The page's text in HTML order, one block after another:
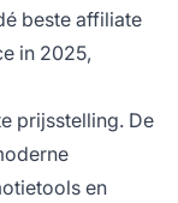
beste affiliate
in 2025,
prijsstelling. De
en